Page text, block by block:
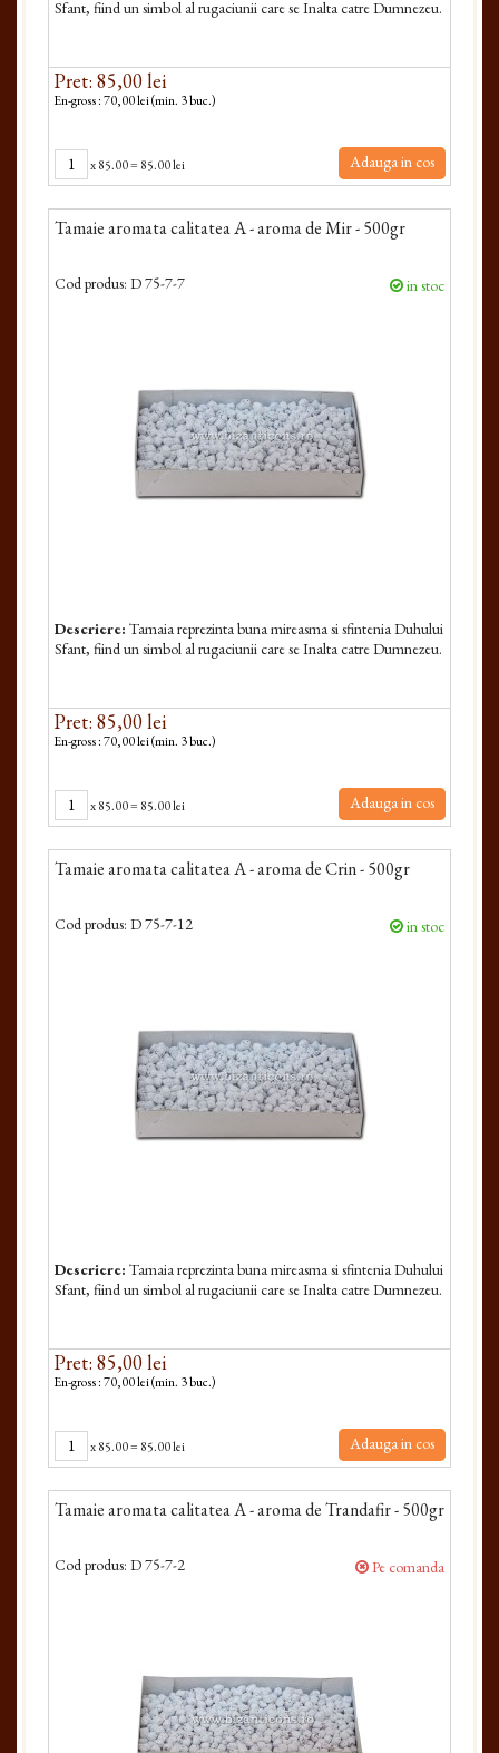
Sfant, fiind un simbol al rugaciunii care se Inalta catre Dumnezeu.
Pret: 85,00 lei
En-gross : 70,00 lei (min. 3 buc.)
x85.00= 85.00 lei Adauga in cos
Tamaie aromata calitatea A - aroma de Mir - 500gr
Cod produs: D 75-7-7 in stoc
Descriere: Tamaia reprezinta buna mireasma si sfintenia Duhului
Sfant, fiind un simbol al rugaciunii care se Inalta catre Dumnezeu.
Pret: 85,00 lei
En-gross : 70,00 lei (min. 3 buc.)
x85.00= 85.00 lei Adauga in cos
Tamaie aromata calitatea A - aroma de Crin - 500gr
Cod produs: D 75-7-12 in stoc
Descriere: Tamaia reprezinta buna mireasma si sfintenia Duhului
Sfant, fiind un simbol al rugaciunii care se Inalta catre Dumnezeu.
Pret: 85,00 lei
En-gross : 70,00 lei (min. 3 buc.)
x85.00= 85.00 lei Adauga in cos
Tamaie aromata calitatea A - aroma de Trandafir - 500gr
Cod produs: D 75-7-2 Pe comanda